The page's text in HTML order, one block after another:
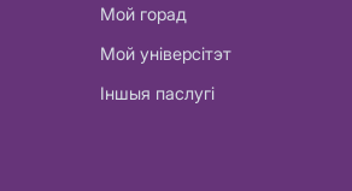
Мой горад
Мой універсітэт
Іншыя паслугі